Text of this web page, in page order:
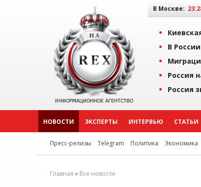
В Москве:
В
Россия
Россия
НОВОСТИ ЭКСПЕРТЫ ИНТЕРВЬЮ СТАТЬИ
Пресс-релизы Telegram Политика Экономика
Главная » Все новости